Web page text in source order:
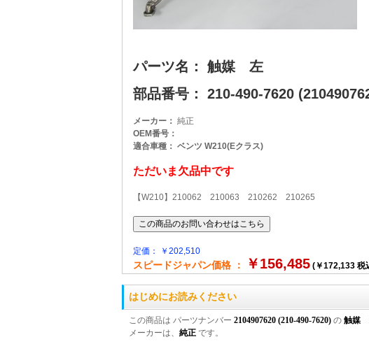
パーツ名： 触媒 左
部品番号： 210-490-7620
メーカー： 純正
OEM番号：
適合車種： ベンツ W210(Eクラス)
ただいま欠品中です
【W210】210062 210063 210262 210265
定価： ￥202,510
スピードジャパン価格 ： ￥156,485(￥172,133 税
はじめにお読みください
この商品は パーツナンバー 2104907620 (210-490-7620)の 触媒
メーカーは、 純正です。